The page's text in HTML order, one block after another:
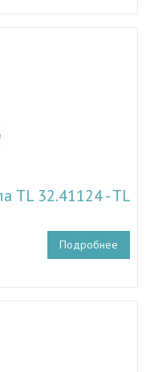
TL 32.41124 - TL
Подробнее